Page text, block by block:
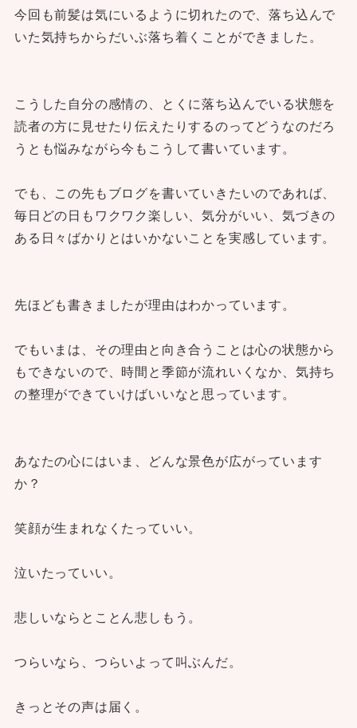
今回も前髪は気にいるように切れたので、落ち込んで
いた気持ちからだいぶ落ち着くことができました。
こうした自分の感情の、とくに落ち込んでいる状態を
読者の方に見せたり伝えたりするのってどうなのだろ
うとも悩みながら今もこうして書いています。
でも、この先もブログを書いていきたいのであれば、
毎日どの日もワクワク楽しい、気分がいい、気づきの
ある日々ばかりとはいかないことを実感しています。
先ほども書きましたが理由はわかっています。
でもいまは、その理由と向き合うことは心の状態から
もできないので、時間と季節が流れいくなか、気持ち
の整理ができていけばいいなと思っています。
あなたの心にはいま、どんな景色が広がっています
か？
笑顔が生まれなくたっていい。
泣いたっていい。
悲しいならとことん悲しもう。
つらいなら、つらいよって叫ぶんだ。
きっとその声は届く。